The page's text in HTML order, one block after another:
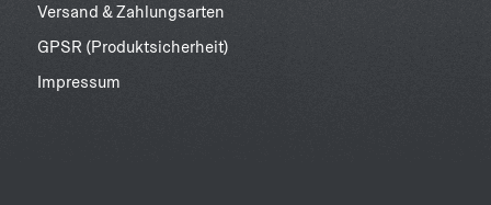
Versand & Zahlungsarten
GPSR (Produktsicherheit)
Impressum